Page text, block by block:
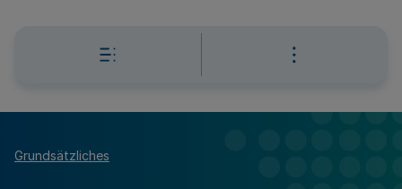
Grundsätzliches